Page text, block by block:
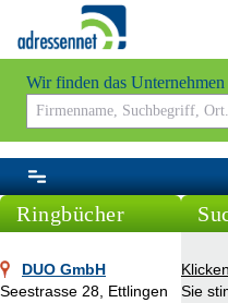
Wir finden das
Ringbücher
DUO GmbH
Seestrasse 28, Ettlingen
Sie